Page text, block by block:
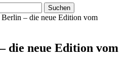
– die neue Edition vom
die neue Edition vom